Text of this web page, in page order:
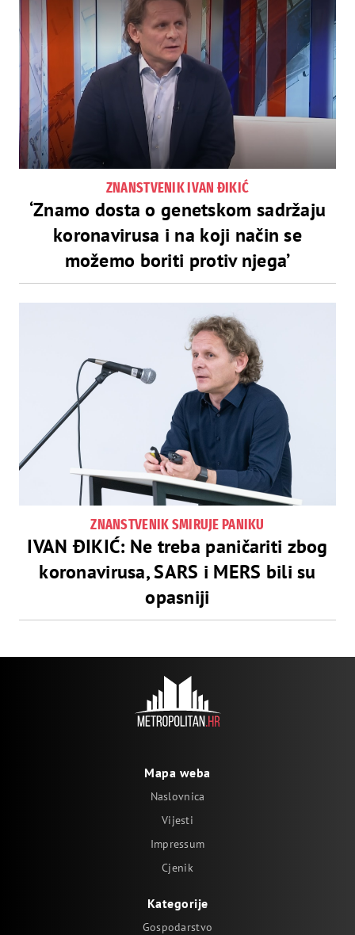
ZNANSTVENIK IVAN ĐIKIĆ
‘Znamo dosta o genetskom sadržaju
koronavirusa i na koji način se
možemo boriti protiv njega’
ZNANSTVENIK SMIRUJE PANIKU
IVAN ĐIKIĆ: Ne treba paničariti zbog
koronavirusa, SARS i MERS bili su
opasniji
Mapa weba
Naslovnica
Vijesti
Impressum
Cjenik
Kategorije
Gospodarstvo